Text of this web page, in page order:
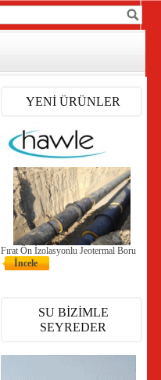
YENİ ÜRÜNLER
Fırat Ön İzolasyonlu Jeotermal Boru
İncele
SU BİZİMLE
SEYREDER